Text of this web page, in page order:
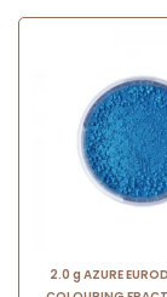
2.0 g AZURE